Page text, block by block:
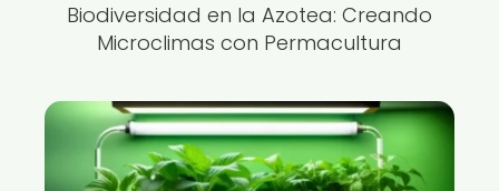
Biodiversidad en la Azotea: Creando
Microclimas con Permacultura